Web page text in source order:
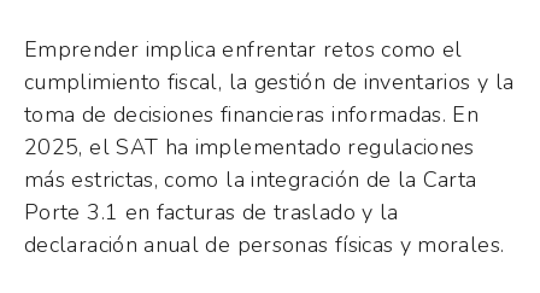
Emprender implica enfrentar retos como el
cumplimiento fiscal, la gestión de inventarios y la
toma de decisiones financieras informadas. En
2025, el SAT ha implementado regulaciones
más estrictas, como la integración de la Carta
Porte 3.1 en facturas de traslado y la
declaración anual de personas físicas y morales.